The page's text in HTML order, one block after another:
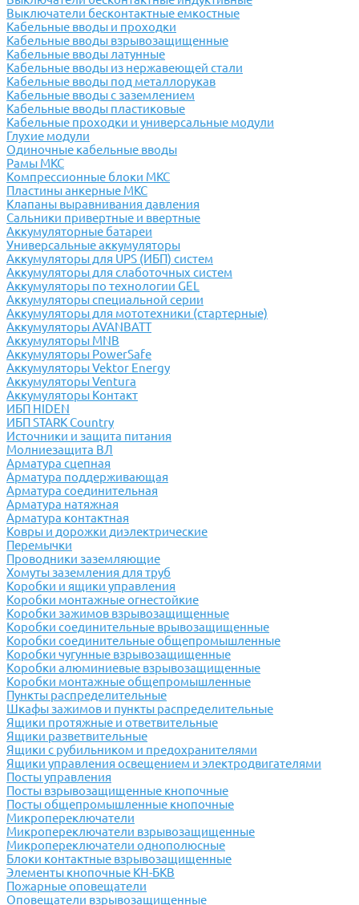
Выключатели бесконтактные емкостные
Кабельные вводы и проходки
Кабельные вводы взрывозащищенные
Кабельные вводы латунные
Кабельные вводы из нержавеющей стали
Кабельные вводы под металлорукав
Кабельные вводы с заземлением
Кабельные вводы пластиковые
Кабельные проходки и универсальные модули
Глухие модули
Одиночные кабельные вводы
Рамы МКС
Компрессионные блоки МКС
Пластины анкерные МКС
Клапаны выравнивания давления
Сальники привертные и ввертные
Аккумуляторные батареи
Универсальные аккумуляторы
Аккумуляторы для UPS (ИБП) систем
Аккумуляторы для слаботочных систем
Аккумуляторы по технологии GEL
Аккумуляторы специальной серии
Аккумуляторы для мототехники (стартерные)
Аккумуляторы AVANBATT
Аккумуляторы MNB
Аккумуляторы PowerSafe
Аккумуляторы Vektor Energy
Аккумуляторы Ventura
Аккумуляторы Контакт
ИБП HIDEN
ИБП STARK Country
Источники и защита питания
Молниезащита ВЛ
Арматура сцепная
Арматура поддерживающая
Арматура соединительная
Арматура натяжная
Арматура контактная
Ковры и дорожки диэлектрические
Перемычки
Проводники заземляющие
Хомуты заземления для труб
Коробки и ящики управления
Коробки монтажные огнестойкие
Коробки зажимов взрывозащищенные
Коробки соединительные врывозащищенные
Коробки соединительные общепромышленные
Коробки чугунные взрывозащищенные
Коробки алюминиевые взрывозащищенные
Коробки монтажные общепромышленные
Пункты распределительные
Шкафы зажимов и пункты распределительные
Ящики протяжные и ответвительные
Ящики разветвительные
Ящики с рубильником и предохранителями
Ящики управления освещением и электродвигателями
Посты управления
Посты взрывозащищенные кнопочные
Посты общепромышленные кнопочные
Микропереключатели
Микропереключатели взрывозащищенные
Микропереключатели однополюсные
Блоки контактные взрывозащищенные
Элементы кнопочные КН-БКВ
Пожарные оповещатели
Оповещатели взрывозащищенные